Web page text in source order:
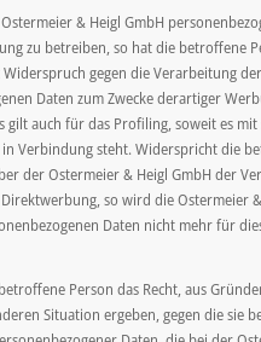
& Heigl GmbH
zu betreiben, so hat die betroffene
Widerspruch gegen die Verarbeitung der
Daten zum Zwecke derartiger
gilt auch für das Profiling, soweit es
Verbindung steht. Widerspricht die
der Ostermeier & Heigl GmbH der
so wird die Ostermeier
Daten nicht mehr für
Person das Recht, aus
Situation ergeben, gegen die sie